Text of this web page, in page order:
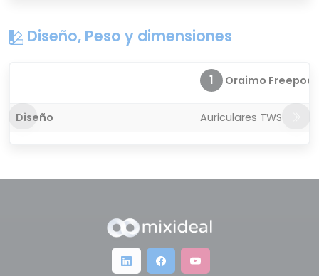
Diseño, Peso y dimensiones
1 Oraimo
Diseño Auriculares TWS